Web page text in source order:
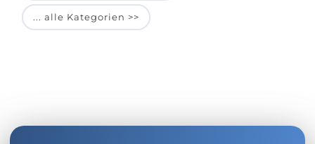
... alle Kategorien >>